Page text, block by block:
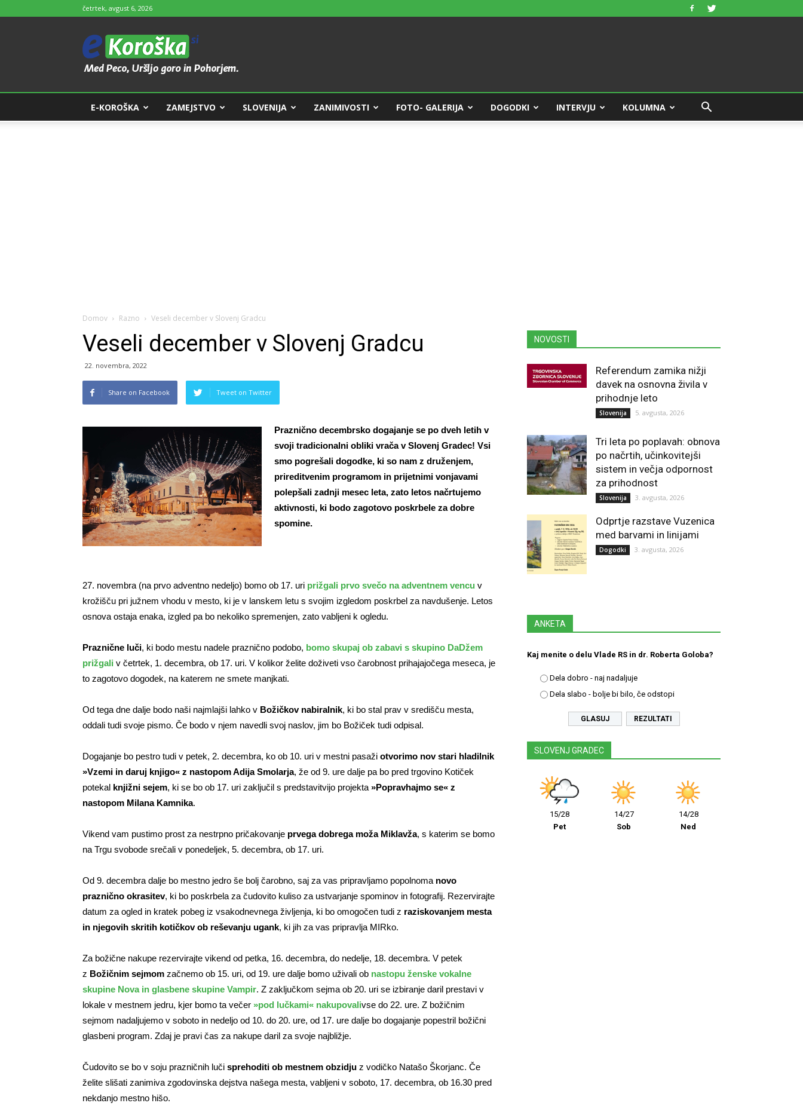
četrtek, avgust 6, 2026
e-
Koroška
E-KOROŠKA ZAMEJSTVO SLOVENIJA ZANIMIVOSTI FOTO- GALERIJA DOGODKI INTERVJU KOLUMNA
Domov Razno Veseli december v Slovenj Gradcu
Veseli december v Slovenj Gradcu
22. novembra, 2022
Share on Facebook Tweet on Twitter
Praznično decembrsko dogajanje se po dveh letih v
svoji tradicionalni obliki vrača v Slovenj Gradec! Vsi
smo pogrešali dogodke, ki so nam z druženjem,
prireditvenim programom in prijetnimi vonjavami
polepšali zadnji mesec leta, zato letos načrtujemo
aktivnosti, ki bodo zagotovo poskrbele za dobre
spomine.
27. novembra (na prvo adventno nedeljo) bomo ob 17. uri prižgali prvo svečo na adventnem vencu v
krožišču pri južnem vhodu v mesto, ki je v lanskem letu s svojim izgledom poskrbel za navdušenje. Letos
osnova ostaja enaka, izgled pa bo nekoliko spremenjen, zato vabljeni k ogledu.
Praznične luči, ki bodo mestu nadele praznično podobo, bomo skupaj ob zabavi s skupino DaDžem
prižgali v četrtek, 1. decembra, ob 17. uri. V kolikor želite doživeti vso čarobnost prihajajočega meseca, je
to zagotovo dogodek, na katerem ne smete manjkati.
Od tega dne dalje bodo naši najmlajši lahko v Božičkov nabiralnik, ki bo stal prav v središču mesta,
oddali tudi svoje pismo. Če bodo v njem navedli svoj naslov, jim bo Božiček tudi odpisal.
Dogajanje bo pestro tudi v petek, 2. decembra, ko ob 10. uri v mestni pasaži otvorimo nov stari hladilnik
»Vzemi in daruj knjigo« z nastopom Adija Smolarja, že od 9. ure dalje pa bo pred trgovino Kotiček
potekal knjižni sejem, ki se bo ob 17. uri zaključil s predstavitvijo projekta »Popravhajmo se« z
nastopom Milana Kamnika.
Vikend vam pustimo prost za nestrpno pričakovanje prvega dobrega moža Miklavža, s katerim se bomo
na Trgu svobode srečali v ponedeljek, 5. decembra, ob 17. uri.
Od 9. decembra dalje bo mestno jedro še bolj čarobno, saj za vas pripravljamo popolnoma novo
praznično okrasitev, ki bo poskrbela za čudovito kuliso za ustvarjanje spominov in fotografij. Rezervirajte
datum za ogled in kratek pobeg iz vsakodnevnega življenja, ki bo omogočen tudi z raziskovanjem mesta
in njegovih skritih kotičkov ob reševanju ugank, ki jih za vas pripravlja MIRko.
Za božične nakupe rezervirajte vikend od petka, 16. decembra, do nedelje, 18. decembra. V petek
z Božičnim sejmom začnemo ob 15. uri, od 19. ure dalje bomo uživali ob nastopu ženske vokalne
skupine Nova in glasbene skupine Vampir. Z zaključkom sejma ob 20. uri se izbiranje daril prestavi v
lokale v mestnem jedru, kjer bomo ta večer »pod lučkami« nakupovalivse do 22. ure. Z božičnim
sejmom nadaljujemo v soboto in nedeljo od 10. do 20. ure, od 17. ure dalje bo dogajanje popestril božični
glasbeni program. Zdaj je pravi čas za nakupe daril za svoje najbližje.
Čudovito se bo v soju prazničnih luči sprehoditi ob mestnem obzidju z vodičko Natašo Škorjanc. Če
želite slišati zanimiva zgodovinska dejstva našega mesta, vabljeni v soboto, 17. decembra, ob 16.30 pred
nekdanjo mestno hišo.
NOVOSTI
Referendum zamika nižji
davek na osnovna živila v
prihodnje leto
Slovenija 5. avgusta, 2026
Tri leta po poplavah: obnova
po načrtih, učinkovitejši
sistem in večja odpornost
za prihodnost
Slovenija 3. avgusta, 2026
Odprtje razstave Vuzenica
med barvami in linijami
Dogodki 3. avgusta, 2026
ANKETA
Kaj menite o delu Vlade RS in dr. Roberta Goloba?
Dela dobro - naj nadaljuje
Dela slabo - bolje bi bilo, če odstopi
REZULTATI
SLOVENJ GRADEC
15/28
Pet
14/27
Sob
14/28
Ned